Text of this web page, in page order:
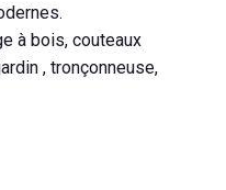
à bois, couteaux
, tronçonneuse,